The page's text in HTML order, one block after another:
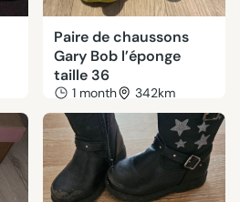
Paire de chaussons
Gary Bob l’éponge
taille 36
1 month 342km